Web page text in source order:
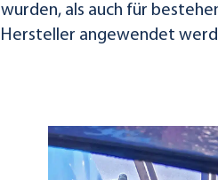
wurden, als auch für
Hersteller angewendet